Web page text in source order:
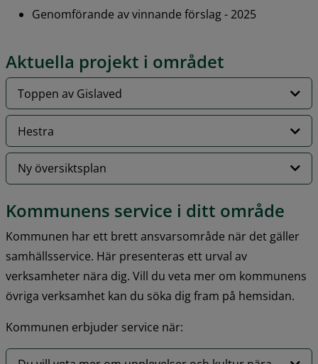
Genomförande av vinnande förslag - 2025
Aktuella projekt i området
Toppen av Gislaved
Hestra
Ny översiktsplan
Kommunens service i ditt område
Kommunen har ett brett ansvarsområde när det gäller
samhällsservice. Här presenteras ett urval av
verksamheter nära dig. Vill du veta mer om kommunens
övriga verksamhet kan du söka dig fram på hemsidan.
Kommunen erbjuder service när: